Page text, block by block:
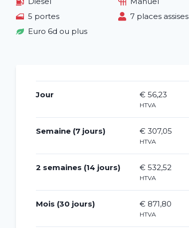
5 portes
7 places assises
Euro 6d ou plus
Jour € 56,23
HTVA
Semaine (7 jours) € 307,05
HTVA
2 semaines (14 jours) € 532,52
HTVA
Mois (30 jours) € 871,80
HTVA